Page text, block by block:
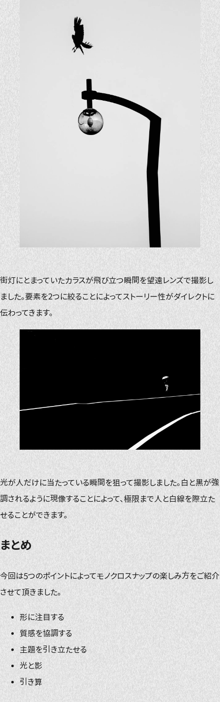
街灯にとまっていたカラスが飛び立つ瞬間を望遠レンズで撮影し
ました。要素を2つに絞ることによってストーリー性がダイレクトに
伝わってきます。
光が人だけに当たっている瞬間を狙って撮影しました。白と黒が強
調されるように現像することによって、極限まで人と白線を際立た
せることができます。
まとめ
今回は5つのポイントによってモノクロスナップの楽しみ方をご紹介
させて頂きました。
形に注目する
質感を協調する
主題を引き立たせる
光と影
引き算